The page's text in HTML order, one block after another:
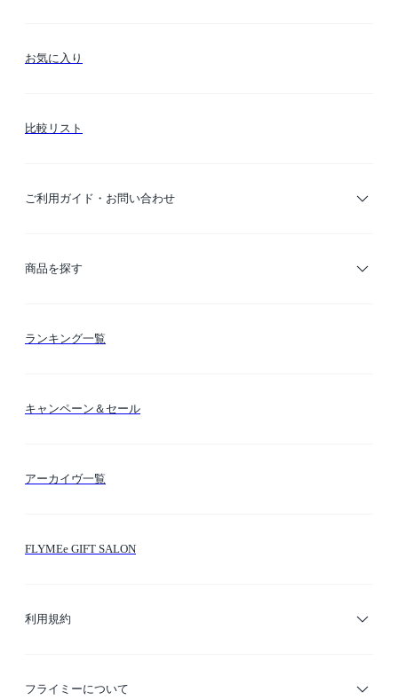
お気に入り
比較リスト
ご利用ガイド・お問い合わせ
ご利用ガイド
商品を探す
カテゴリー検索
ランキング一覧
キャンペーン＆セール
アーカイヴ一覧
FLYMEe GIFT SALON
利用規約
利用規約
フライミーについて